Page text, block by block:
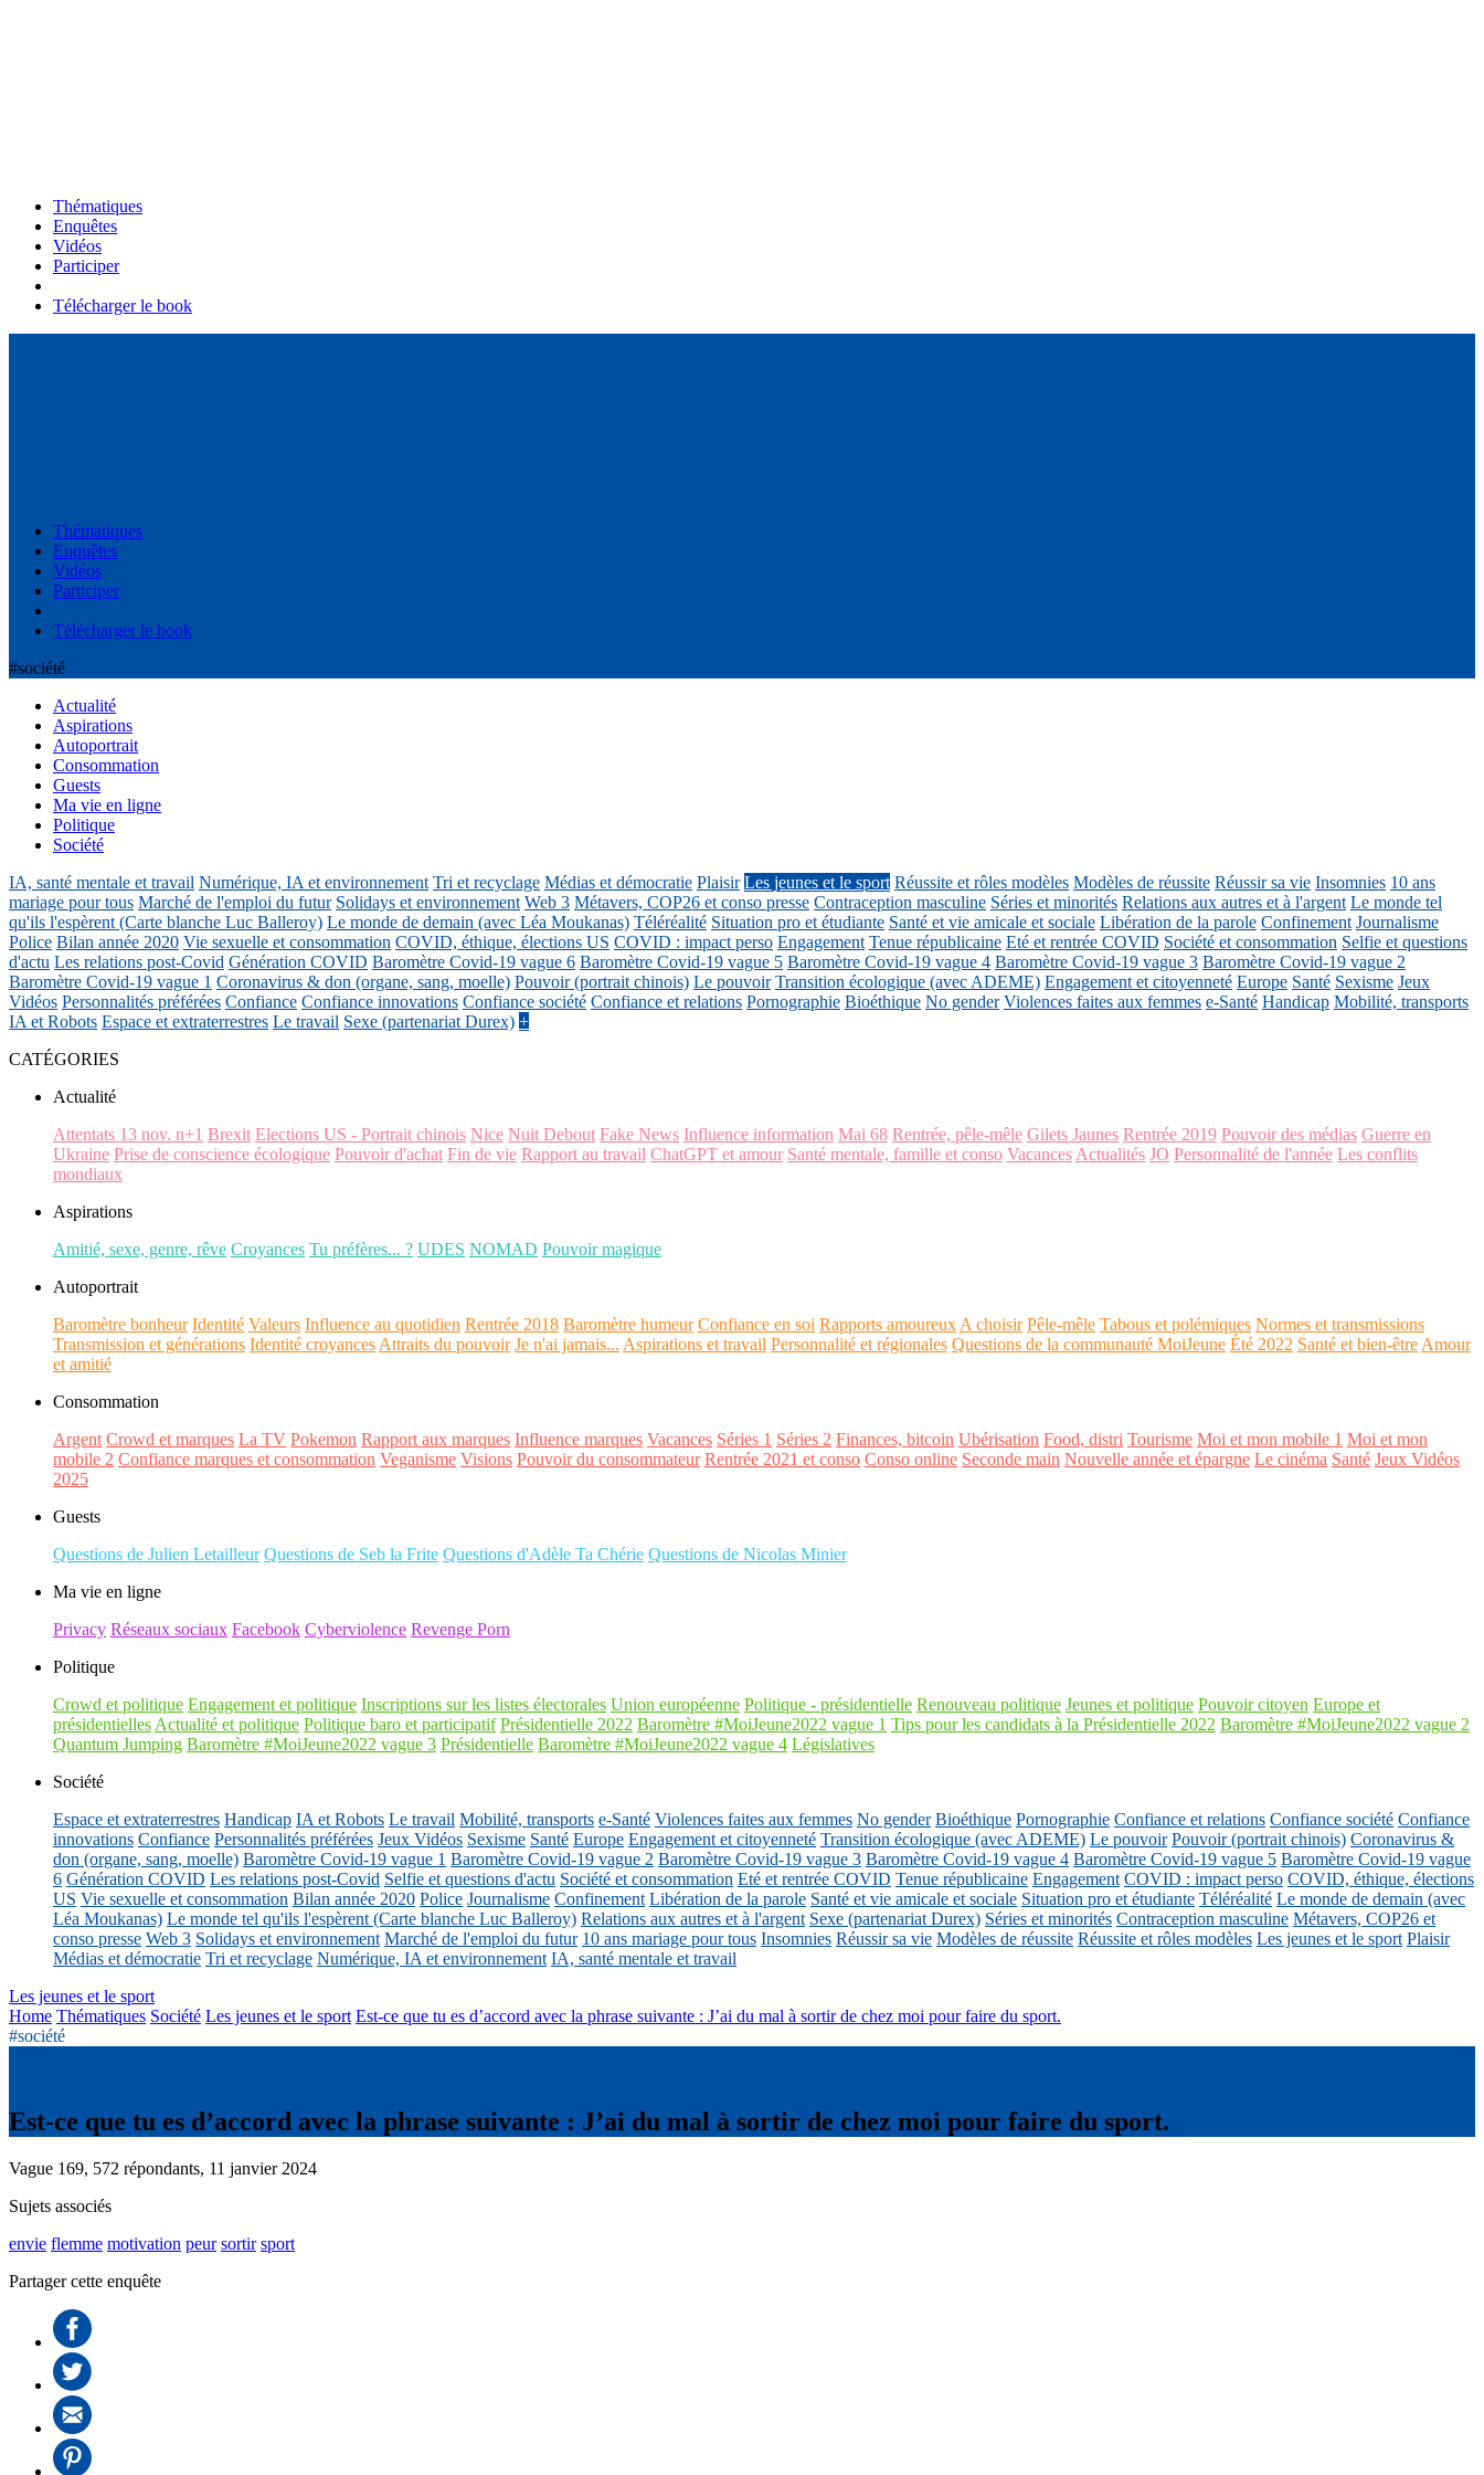
Thématiques
Enquêtes
Vidéos
Participer
Télécharger le book
Thématiques
Enquêtes
Vidéos
Participer
Télécharger le book
#société
Actualité
Aspirations
Autoportrait
Consommation
Guests
Ma vie en ligne
Politique
Société
IA, santé mentale et travail Numérique, IA et environnement Tri et recyclage Médias et démocratie Plaisir Les jeunes et le sport Réussite et rôles modèles Modèles de réussite Réussir sa vie Insomnies 10 ans
mariage pour tous Marché de l'emploi du futur Solidays et environnement Web 3 Métavers, COP26 et conso presse Contraception masculine Séries et minorités Relations aux autres et à l'argent Le monde tel
qu'ils l'espèrent (Carte blanche Luc Balleroy) Le monde de demain (avec Léa Moukanas) Téléréalité Situation pro et étudiante Santé et vie amicale et sociale Libération de la parole Confinement Journalisme
Police Bilan année 2020 Vie sexuelle et consommation COVID, éthique, élections US COVID : impact perso Engagement Tenue républicaine Eté et rentrée COVID Société et consommation Selfie et questions
d'actu Les relations post-Covid Génération COVID Baromètre Covid-19 vague 6 Baromètre Covid-19 vague 5 Baromètre Covid-19 vague 4 Baromètre Covid-19 vague 3 Baromètre Covid-19 vague 2
Baromètre Covid-19 vague 1 Coronavirus & don (organe, sang, moelle) Pouvoir (portrait chinois) Le pouvoir Transition écologique (avec ADEME) Engagement et citoyenneté Europe Santé Sexisme Jeux
Vidéos Personnalités préférées Confiance Confiance innovations Confiance société Confiance et relations Pornographie Bioéthique No gender Violences faites aux femmes e-Santé Handicap Mobilité, transports
IA et Robots Espace et extraterrestres Le travail Sexe (partenariat Durex) +
CATÉGORIES
Actualité
Attentats 13 nov. n+1 Brexit Elections US - Portrait chinois Nice Nuit Debout Fake News Influence information Mai 68 Rentrée, pêle-mêle Gilets Jaunes Rentrée 2019 Pouvoir des médias Guerre en
Ukraine Prise de conscience écologique Pouvoir d'achat Fin de vie Rapport au travail ChatGPT et amour Santé mentale, famille et conso Vacances Actualités JO Personnalité de l'année Les conflits
mondiaux
Aspirations
Amitié, sexe, genre, rêve Croyances Tu préfères... ? UDES NOMAD Pouvoir magique
Autoportrait
Baromètre bonheur Identité Valeurs Influence au quotidien Rentrée 2018 Baromètre humeur Confiance en soi Rapports amoureux A choisir Pêle-mêle Tabous et polémiques Normes et transmissions
Transmission et générations Identité croyances Attraits du pouvoir Je n'ai jamais... Aspirations et travail Personnalité et régionales Questions de la communauté MoiJeune Été 2022 Santé et bien-être Amour
et amitié
Consommation
Argent Crowd et marques La TV Pokemon Rapport aux marques Influence marques Vacances Séries 1 Séries 2 Finances, bitcoin Ubérisation Food, distri Tourisme Moi et mon mobile 1 Moi et mon
mobile 2 Confiance marques et consommation Veganisme Visions Pouvoir du consommateur Rentrée 2021 et conso Conso online Seconde main Nouvelle année et épargne Le cinéma Santé Jeux Vidéos
2025
Guests
Questions de Julien Letailleur Questions de Seb la Frite Questions d'Adèle Ta Chérie Questions de Nicolas Minier
Ma vie en ligne
Privacy Réseaux sociaux Facebook Cyberviolence Revenge Porn
Politique
Crowd et politique Engagement et politique Inscriptions sur les listes électorales Union européenne Politique - présidentielle Renouveau politique Jeunes et politique Pouvoir citoyen Europe et
présidentielles Actualité et politique Politique baro et participatif Présidentielle 2022 Baromètre #MoiJeune2022 vague 1 Tips pour les candidats à la Présidentielle 2022 Baromètre #MoiJeune2022 vague 2
Quantum Jumping Baromètre #MoiJeune2022 vague 3 Présidentielle Baromètre #MoiJeune2022 vague 4 Législatives
Société
Espace et extraterrestres Handicap IA et Robots Le travail Mobilité, transports e-Santé Violences faites aux femmes No gender Bioéthique Pornographie Confiance et relations Confiance société Confiance
innovations Confiance Personnalités préférées Jeux Vidéos Sexisme Santé Europe Engagement et citoyenneté Transition écologique (avec ADEME) Le pouvoir Pouvoir (portrait chinois) Coronavirus &
don (organe, sang, moelle) Baromètre Covid-19 vague 1 Baromètre Covid-19 vague 2 Baromètre Covid-19 vague 3 Baromètre Covid-19 vague 4 Baromètre Covid-19 vague 5 Baromètre Covid-19 vague
6 Génération COVID Les relations post-Covid Selfie et questions d'actu Société et consommation Eté et rentrée COVID Tenue républicaine Engagement COVID : impact perso COVID, éthique, élections
US Vie sexuelle et consommation Bilan année 2020 Police Journalisme Confinement Libération de la parole Santé et vie amicale et sociale Situation pro et étudiante Téléréalité Le monde de demain (avec
Léa Moukanas) Le monde tel qu'ils l'espèrent (Carte blanche Luc Balleroy) Relations aux autres et à l'argent Sexe (partenariat Durex) Séries et minorités Contraception masculine Métavers, COP26 et
conso presse Web 3 Solidays et environnement Marché de l'emploi du futur 10 ans mariage pour tous Insomnies Réussir sa vie Modèles de réussite Réussite et rôles modèles Les jeunes et le sport Plaisir
Médias et démocratie Tri et recyclage Numérique, IA et environnement IA, santé mentale et travail
Les jeunes et le sport
Home Thématiques Société Les jeunes et le sport Est-ce que tu es d’accord avec la phrase suivante : J’ai du mal à sortir de chez moi pour faire du sport.
#société
Est-ce que tu es d’accord avec la phrase suivante : J’ai du mal à sortir de chez moi pour faire du sport.
Vague 169, 572 répondants, 11 janvier 2024
Sujets associés
envie flemme motivation peur sortir sport
Partager cette enquête